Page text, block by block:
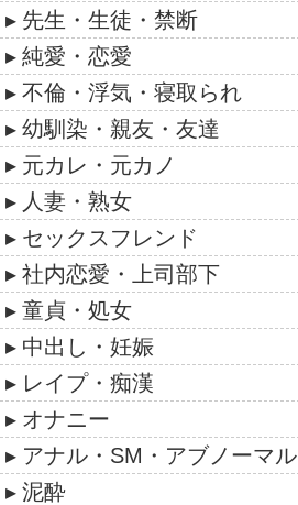
先生・生徒・禁断
純愛・恋愛
不倫・浮気・寝取られ
幼馴染・親友・友達
元カレ・元カノ
人妻・熟女
セックスフレンド
社内恋愛・上司部下
童貞・処女
中出し・妊娠
レイプ・痴漢
オナニー
アナル・SM・アブノーマル
泥酔